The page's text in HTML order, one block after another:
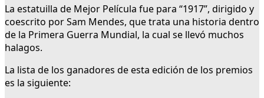
La estatuilla de Mejor Película fue para “1917”, dirigido y
coescrito por Sam Mendes, que trata una historia dentro
de la Primera Guerra Mundial, la cual se llevó muchos
halagos.
La lista de los ganadores de esta edición de los premios
es la siguiente: